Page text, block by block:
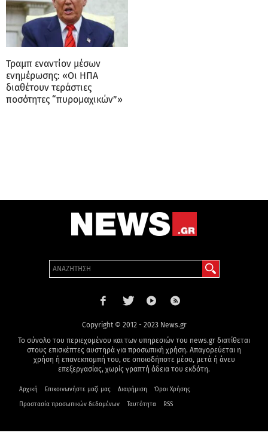
Τραμπ εναντίον μέσων
ενημέρωσης: «Οι ΗΠΑ
διαθέτουν τεράστιες
ποσότητες “πυρομαχικών”»
Copyright © 2012 - 2023 News.gr
Το σύνολο του περιεχομένου και των υπηρεσιών του news.gr διατίθεται
στους επισκέπτες αυστηρά για προσωπική χρήση. Απαγορεύεται η
χρήση ή επανεκπομπή του, σε οποιοδήποτε μέσο, μετά ή άνευ
επεξεργασίας, χωρίς γραπτή άδεια του εκδότη.
Αρχική Επικοινωνήστε μαζί μας Διαφήμιση Όροι Χρήσης
Προστασία προσωπικών δεδομένων Ταυτότητα RSS